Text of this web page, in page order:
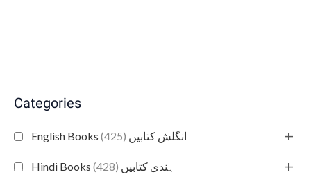
Categories
English Books انگلش کتابیں (425) +
Hindi Books ہندی کتابیں (428) +